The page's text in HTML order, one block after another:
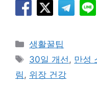
카
테
리
생활꿀팁
태
그
30일 개선, 만성
림, 위장 건강